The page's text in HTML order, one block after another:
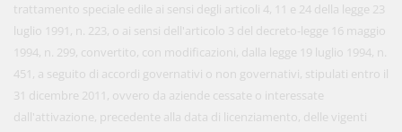
trattamento speciale edile ai sensi degli articoli 4, 11 e 24 della legge 23
luglio 1991, n. 223, o ai sensi dell'articolo 3 del decreto-legge 16 maggio
1994, n. 299, convertito, con modificazioni, dalla legge 19 luglio 1994, n.
451, a seguito di accordi governativi o non governativi, stipulati entro il
31 dicembre 2011, ovvero da aziende cessate o interessate
dall'attivazione, precedente alla data di licenziamento, delle vigenti